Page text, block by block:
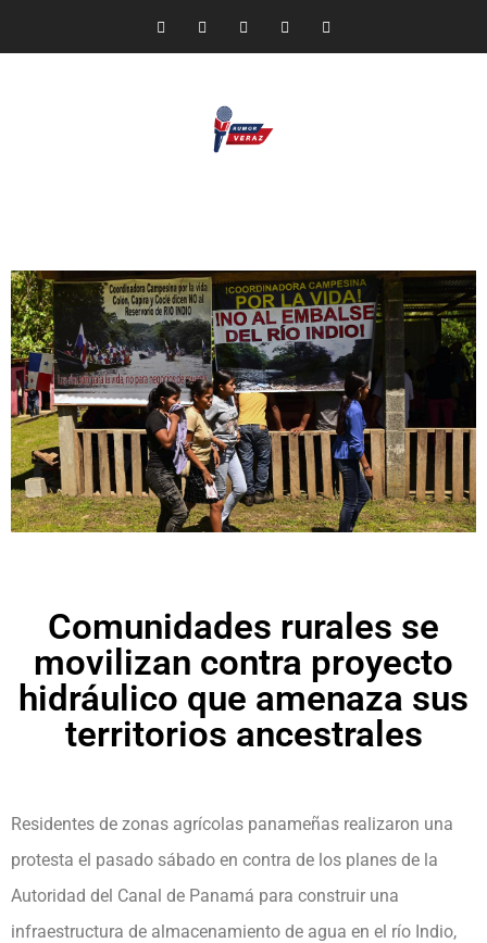
Comunidades rurales se
movilizan contra proyecto
hidráulico que amenaza sus
territorios ancestrales
Residentes de zonas agrícolas panameñas realizaron una
protesta el pasado sábado en contra de los planes de la
Autoridad del Canal de Panamá para construir una
infraestructura de almacenamiento de agua en el río Indio,